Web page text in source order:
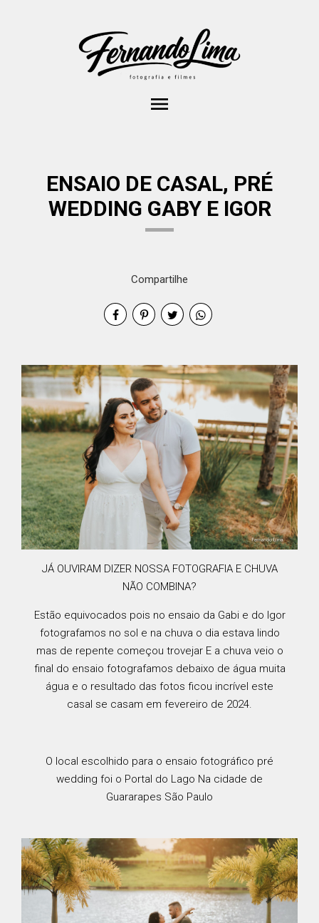
menu
ENSAIO DE CASAL, PRÉ
WEDDING GABY E IGOR
Compartilhe
JÁ OUVIRAM DIZER NOSSA FOTOGRAFIA E CHUVA
NÃO COMBINA?
Estão equivocados pois no ensaio da Gabi e do Igor
fotografamos no sol e na chuva o dia estava lindo
mas de repente começou trovejar E a chuva veio o
final do ensaio fotografamos debaixo de água muita
água e o resultado das fotos ficou incrível este
casal se casam em fevereiro de 2024.
O local escolhido para o ensaio fotográfico pré
wedding foi o Portal do Lago Na cidade de
Guararapes São Paulo